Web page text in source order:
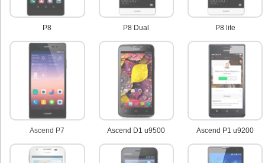
P8 P8 Dual P8 lite
Ascend P7 Ascend D1 u9500 Ascend P1 u9200